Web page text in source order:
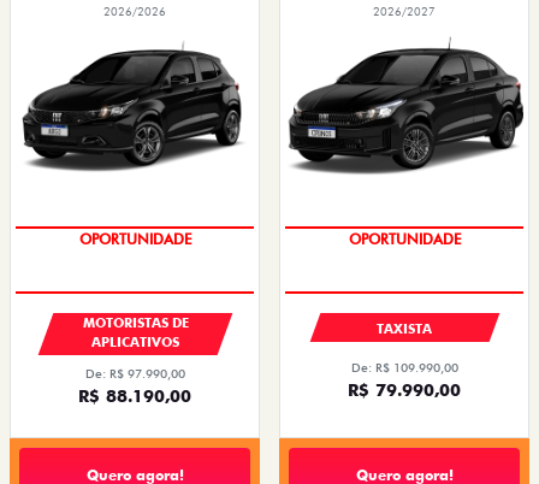
2026/2026
OPORTUNIDADE
MOTORISTAS DE
APLICATIVOS
De: R$ 97.990,00
R$ 88.190,00
Quero agora!
2026/2027
OPORTUNIDADE
TAXISTA
De: R$ 109.990,00
R$ 79.990,00
Quero agora!